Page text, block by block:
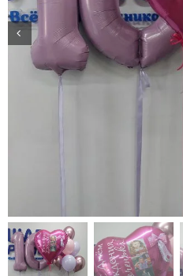
Доставка
О нас
Политика